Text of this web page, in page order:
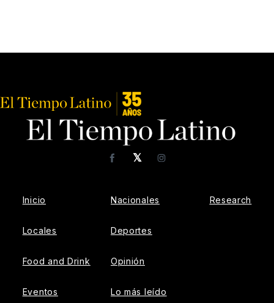
𝕏
FacebookInstagram
Inicio
Locales
Food and Drink
Eventos
Nacionales
Deportes
Opinión
Lo más leído
Research